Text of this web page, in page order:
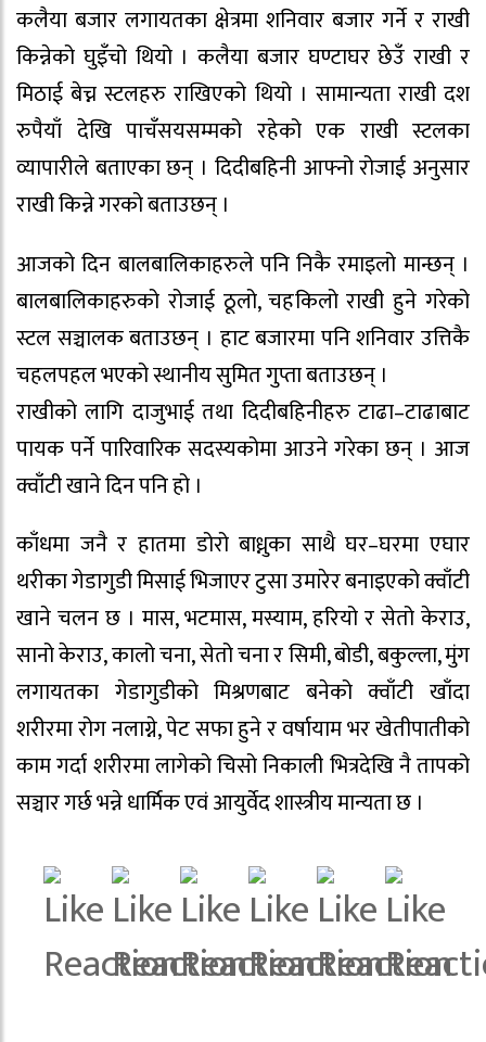
कलैया बजार लगायतका क्षेत्रमा शनिवार बजार गर्ने र राखी
किन्नेको घुइँचो थियो । कलैया बजार घण्टाघर छेउँ राखी र
मिठाई बेच्न स्टलहरु राखिएको थियो । सामान्यता राखी दश
रुपैयाँ देखि पाचँसयसम्मको रहेको एक राखी स्टलका
व्यापारीले बताएका छन् । दिदीबहिनी आफ्नो रोजाई अनुसार
राखी किन्ने गरको बताउछन् ।
आजको दिन बालबालिकाहरुले पनि निकै रमाइलो मान्छन् ।
बालबालिकाहरुको रोजाई ठूलो, चहकिलो राखी हुने गरेको
स्टल सञ्चालक बताउछन् । हाट बजारमा पनि शनिवार उत्तिकै
चहलपहल भएको स्थानीय सुमित गुप्ता बताउछन् ।
राखीको लागि दाजुभाई तथा दिदीबहिनीहरु टाढा–टाढाबाट
पायक पर्ने पारिवारिक सदस्यकोमा आउने गरेका छन् । आज
क्वाँटी खाने दिन पनि हो ।
काँधमा जनै र हातमा डोरो बाध्नुका साथै घर–घरमा एघार
थरीका गेडागुडी मिसाई भिजाएर टुसा उमारेर बनाइएको क्वाँटी
खाने चलन छ । मास, भटमास, मस्याम, हरियो र सेतो केराउ,
सानो केराउ, कालो चना, सेतो चना र सिमी, बोडी, बकुल्ला, मुंग
लगायतका गेडागुडीको मिश्रणबाट बनेको क्वाँटी खाँदा
शरीरमा रोग नलाग्ने, पेट सफा हुने र वर्षायाम भर खेतीपातीको
काम गर्दा शरीरमा लागेको चिसो निकाली भित्रदेखि नै तापको
सञ्चार गर्छ भन्ने धार्मिक एवं आयुर्वेद शास्त्रीय मान्यता छ ।